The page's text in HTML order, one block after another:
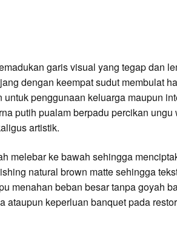
garis visual yang tegap dan
dengan keempat sudut membulat
penggunaan keluarga maupun
putih pualam berpadu percikan ungu
artistik.
melebar ke bawah sehingga
natural brown matte sehingga
menahan beban besar tanpa goyah
ataupun keperluan banquet pada